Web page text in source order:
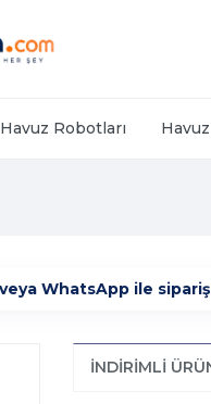
Havuz Robotları
WhatsApp ile
İNDIRIMLI